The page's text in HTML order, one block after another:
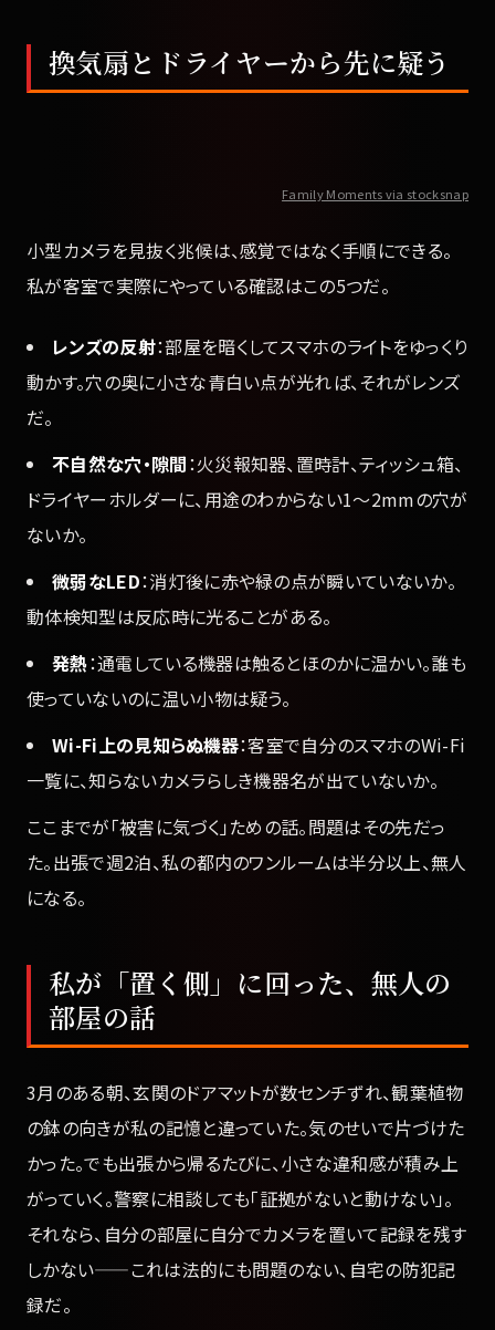
換気扇とドライヤーから先に疑う
Family Moments via stocksnap
小型カメラを見抜く兆候は、感覚ではなく手順にできる。
私が客室で実際にやっている確認はこの5つだ。
レンズの反射：部屋を暗くしてスマホのライトをゆっくり
動かす。穴の奥に小さな青白い点が光れば、それがレンズ
だ。
不自然な穴・隙間：火災報知器、置時計、ティッシュ箱、
ドライヤーホルダーに、用途のわからない1〜2mmの穴が
ないか。
微弱なLED：消灯後に赤や緑の点が瞬いていないか。
動体検知型は反応時に光ることがある。
発熱：通電している機器は触るとほのかに温かい。誰も
使っていないのに温い小物は疑う。
Wi-Fi上の見知らぬ機器：客室で自分のスマホのWi-Fi
一覧に、知らないカメラらしき機器名が出ていないか。
ここまでが「被害に気づく」ための話。問題はその先だっ
た。出張で週2泊、私の都内のワンルームは半分以上、無人
になる。
私が「置く側」に回った、無人の
部屋の話
3月のある朝、玄関のドアマットが数センチずれ、観葉植物
の鉢の向きが私の記憶と違っていた。気のせいで片づけた
かった。でも出張から帰るたびに、小さな違和感が積み上
がっていく。警察に相談しても「証拠がないと動けない」。
それなら、自分の部屋に自分でカメラを置いて記録を残す
しかない——これは法的にも問題のない、自宅の防犯記
録だ。